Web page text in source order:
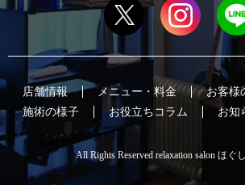
店舗情報 メニュー・料金
お客様
施術の様子
お役立ちコラム お知
All Rights Reserved relaxation salon ほぐ